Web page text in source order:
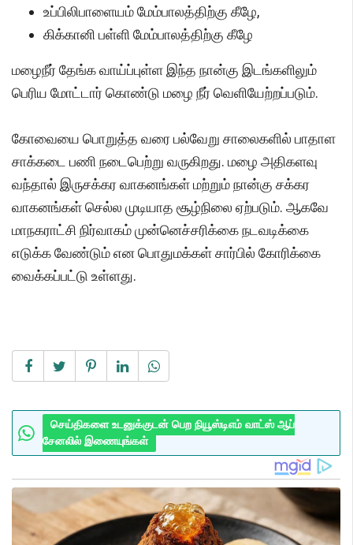
உப்பிலிபாளையம் மேம்பாலத்திற்கு கீழே,
கிக்கானி பள்ளி மேம்பாலத்திற்கு கீழே
மழைநீர் தேங்க வாய்ப்புள்ள இந்த நான்கு இடங்களிலும்
பெரிய மோட்டார் கொண்டு மழை நீர் வெளியேற்றப்படும்.
கோவையை பொறுத்த வரை பல்வேறு சாலைகளில் பாதாள
சாக்கடை பணி நடைபெற்று வருகிறது. மழை அதிகளவு
வந்தால் இருசக்கர வாகனங்கள் மற்றும் நான்கு சக்கர
வாகனங்கள் செல்ல முடியாத சூழ்நிலை ஏற்படும். ஆகவே
மாநகராட்சி நிர்வாகம் முன்னெச்சரிக்கை நடவடிக்கை
எடுக்க வேண்டும் என பொதுமக்கள் சார்பில் கோரிக்கை
வைக்கப்பட்டு உள்ளது.
செய்திகளை உடனுக்குடன் பெற நியூஸ்டிஎம் வாட்ஸ் ஆப்
சேனலில் இணையுங்கள்